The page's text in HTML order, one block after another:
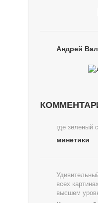
Андрей
где зеленый
минетики
всех
высшем